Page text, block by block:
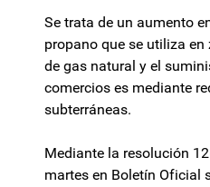
Se trata de un aumento
propano que se utiliza en
de gas natural y el
comercios es mediante
subterráneas.
Mediante la resolución
martes en Boletín Oficial